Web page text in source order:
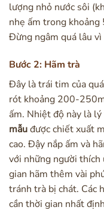
lượng nhỏ nước sôi
nhẹ ấm trong
Đừng ngâm quá lâu
Bước 2: Hãm trà
Đây là trái tim của
rót khoảng 200-
ấm. Nhiệt độ này là
mẫuđược chiết xuất
cao. Đậy nắp ấm và
với những người thích
gian hãm thêm vài
tránh trà bị chát. Các
cần thời gian nhất